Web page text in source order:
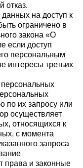
отказ.
на доступ к
ограничено в
закона «О
если доступ
персональным
интересы третьих
по их запросу или
осуществляет
относящихся к
с момента
запроса
права и законные